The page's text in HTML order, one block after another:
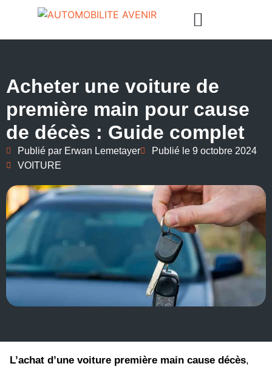
Acheter une voiture de
première main pour cause
de décès : Guide complet
Publié par Erwan Lemetayer Publié le 9 octobre 2024
VOITURE
L’achat d’une voiture première main cause décès,